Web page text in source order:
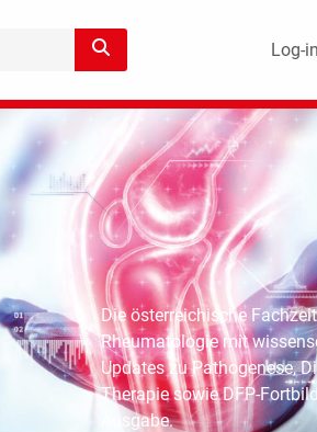
Log-in
Die österreichische
Rheumatologie mit
Updates zu Pathogenese,
Therapie sowie DFP-
Ausgabe.